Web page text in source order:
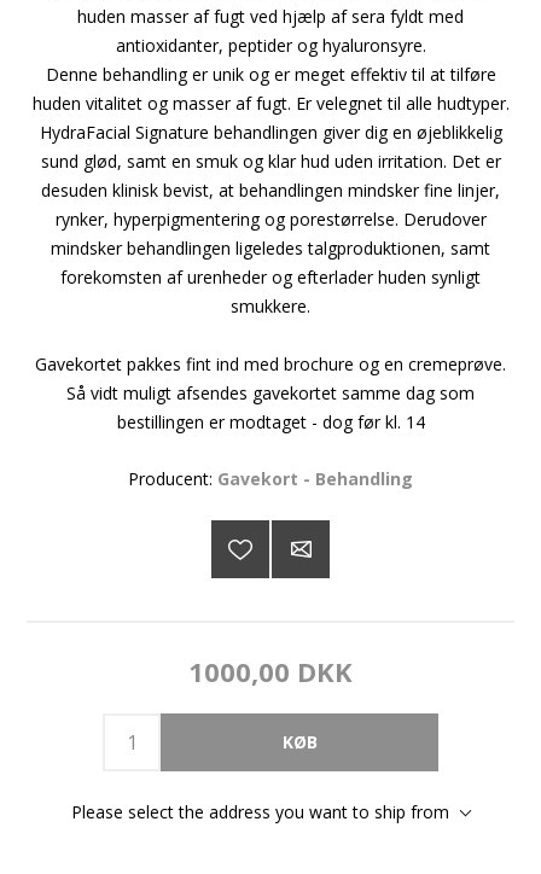
huden masser af fugt ved hjælp af sera fyldt med
antioxidanter, peptider og hyaluronsyre.
Denne behandling er unik og er meget effektiv til at tilføre
huden vitalitet og masser af fugt. Er velegnet til alle hudtyper.
HydraFacial Signature behandlingen giver dig en øjeblikkelig
sund glød, samt en smuk og klar hud uden irritation. Det er
desuden klinisk bevist, at behandlingen mindsker fine linjer,
rynker, hyperpigmentering og porestørrelse. Derudover
mindsker behandlingen ligeledes talgproduktionen, samt
forekomsten af urenheder og efterlader huden synligt
smukkere.
Gavekortet pakkes fint ind med brochure og en cremeprøve.
Så vidt muligt afsendes gavekortet samme dag som
bestillingen er modtaget - dog før kl. 14
Producent: Gavekort - Behandling
1000,00 DKK
Please select the address you want to ship from